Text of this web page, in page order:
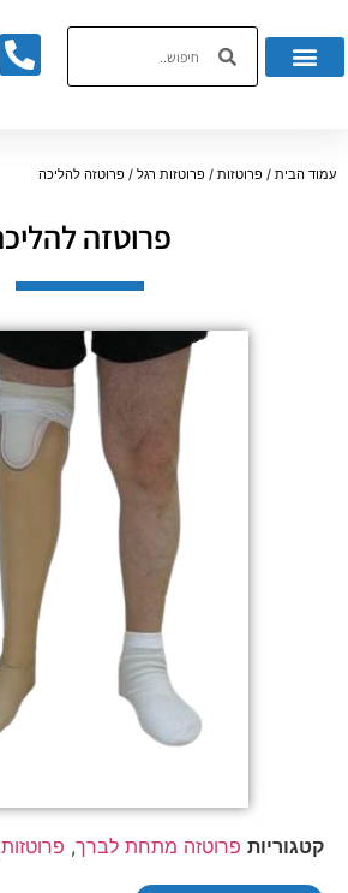
עמוד הבית / פרוטזות / פרוטזות רגל / פרוטזה להליכה
פרוטזה
קטגוריות פרוטזה מתחת לברך, פרוטזות